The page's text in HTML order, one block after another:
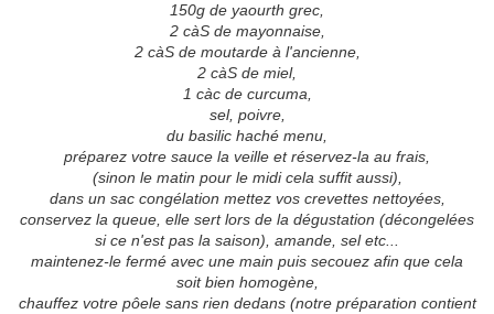
150g de yaourth grec,
2 càS de mayonnaise,
2 càS de moutarde à l'ancienne,
2 càS de miel,
1 càc de curcuma,
sel, poivre,
du basilic haché menu,
préparez votre sauce la veille et réservez-la au frais,
(sinon le matin pour le midi cela suffit aussi),
dans un sac congélation mettez vos crevettes nettoyées,
conservez la queue, elle sert lors de la dégustation (décongelées
si ce n'est pas la saison), amande, sel etc...
maintenez-le fermé avec une main puis secouez afin que cela
soit bien homogène,
chauffez votre pôele sans rien dedans (notre préparation contient